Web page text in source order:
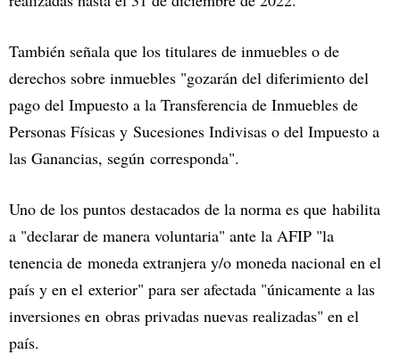
También señala que los titulares de inmuebles o de
derechos sobre inmuebles "gozarán del diferimiento del
pago del Impuesto a la Transferencia de Inmuebles de
Personas Físicas y Sucesiones Indivisas o del Impuesto a
las Ganancias, según corresponda".
Uno de los puntos destacados de la norma es que habilita
a "declarar de manera voluntaria" ante la AFIP "la
tenencia de moneda extranjera y/o moneda nacional en el
país y en el exterior" para ser afectada "únicamente a las
inversiones en obras privadas nuevas realizadas" en el
país.